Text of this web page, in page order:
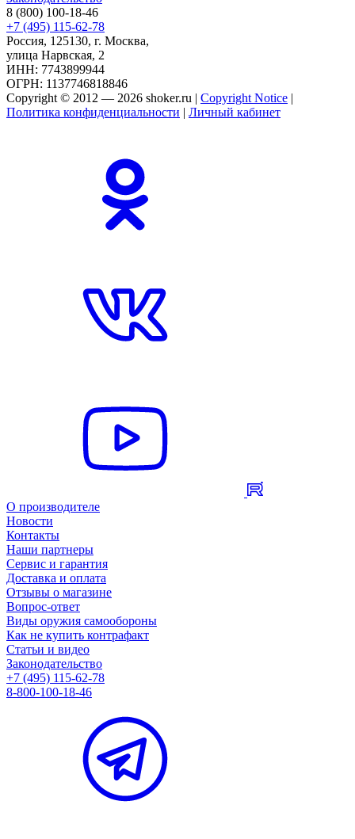
8 (800) 100-18-46
+7 (495) 115-62-78
Россия, 125130, г. Москва,
улица Нарвская, 2
ИНН: 7743899944
ОГРН: 1137746818846
Copyright © 2012 — 2026 shoker.ru | Copyright Notice |
Политика конфиденциальности | Личный кабинет
О производителе
Новости
Контакты
Наши партнеры
Сервис и гарантия
Доставка и оплата
Отзывы о магазине
Вопрос-ответ
Виды оружия самообороны
Как не купить контрафакт
Статьи и видео
Законодательство
+7 (495) 115-62-78
8-800-100-18-46